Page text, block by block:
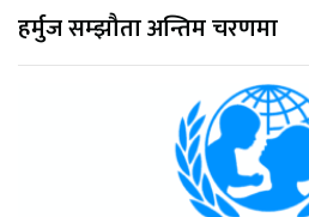
हर्मुज सम्झौता अन्तिम चरणमा